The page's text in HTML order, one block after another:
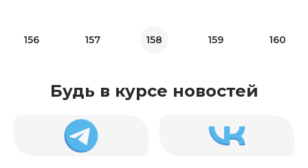
156 157 158 159 160
Будь в курсе новостей